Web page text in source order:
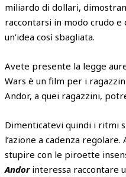
miliardo di dollari,
raccontarsi in modo crudo
un’idea così sbagliata.
Avete presente la legge
Wars è un film per i
Andor, a quei ragazzini,
Dimenticatevi quindi i ritmi
l’azione a cadenza regolare.
stupire con le piroette
Andorinteressa raccontare